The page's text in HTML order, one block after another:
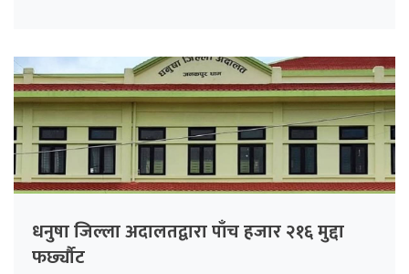
धनुषा जिल्ला अदालतद्वारा पाँच हजार २१६ मुद्दा
फर्छ्यौट